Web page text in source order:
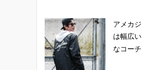
アメカ
は幅広
なコー